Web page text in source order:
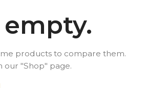
products to compare them.
our "Shop" page.